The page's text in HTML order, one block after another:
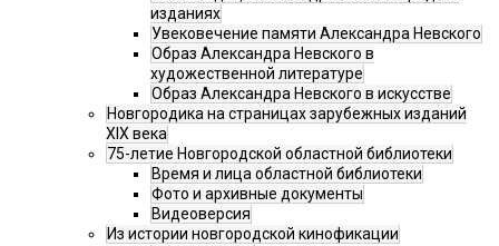
изданиях
Увековечение памяти Александра Невского
Образ Александра Невского в
художественной литературе
Образ Александра Невского в искусстве
Новгородика на страницах зарубежных изданий
XIX века
75-летие Новгородской областной библиотеки
Время и лица областной библиотеки
Фото и архивные документы
Видеоверсия
Из истории новгородской кинофикации